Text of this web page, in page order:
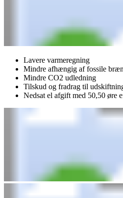
Lavere varmeregning
Mindre afhængig af fossile
Mindre CO2 udledning
Tilskud og fradrag til
Nedsat el afgift med 50,50 øre